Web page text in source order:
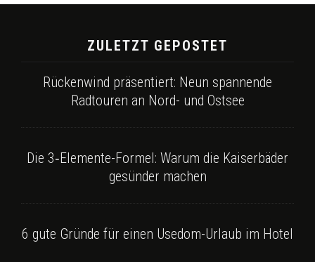
ZULETZT GEPOSTET
Rückenwind präsentiert: Neun spannende
Radtouren an Nord- und Ostsee
Die 3‑Elemente-Formel: Warum die Kaiserbäder
gesünder machen
6 gute Gründe für einen Usedom-Urlaub im Hotel